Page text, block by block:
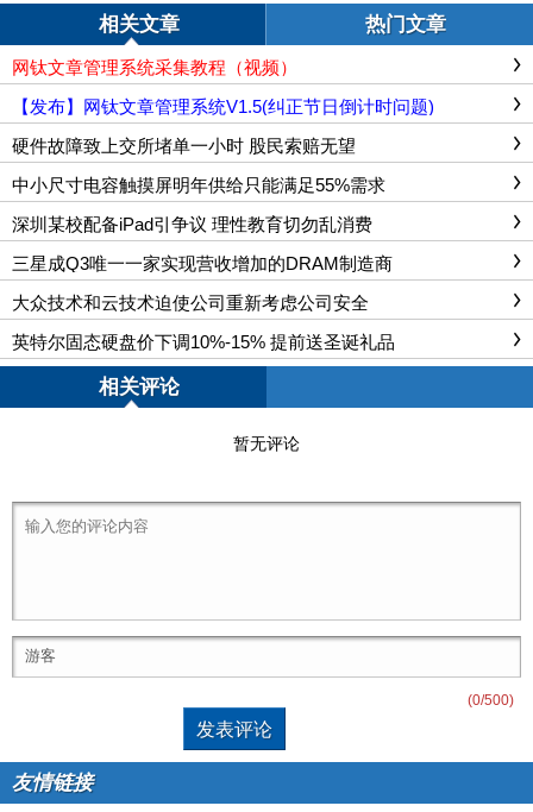
相关文章 热门文章
网钛文章管理系统采集教程（视频）
【发布】网钛文章管理系统V1.5(纠正节日倒计时问题)
硬件故障致上交所堵单一小时 股民索赔无望
中小尺寸电容触摸屏明年供给只能满足55%需求
深圳某校配备iPad引争议 理性教育切勿乱消费
三星成Q3唯一一家实现营收增加的DRAM制造商
大众技术和云技术迫使公司重新考虑公司安全
英特尔固态硬盘价下调10%-15% 提前送圣诞礼品
相关评论
暂无评论
(0/500)
友情链接